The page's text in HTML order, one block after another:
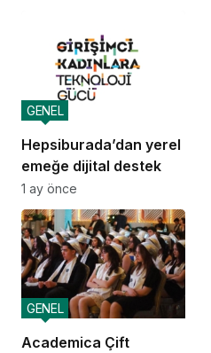
Hepsiburada’dan yerel
emeğe dijital destek
GENEL
1 ay önce
Academica Çift
GENEL